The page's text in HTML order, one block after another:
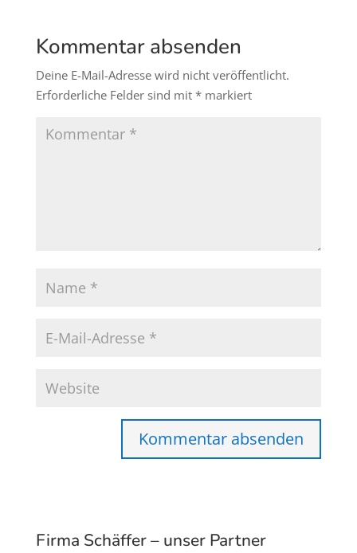
Kommentar absenden
Deine E-Mail-Adresse wird nicht veröffentlicht.
Erforderliche Felder sind mit *markiert
Firma Schäffer – unser Partner